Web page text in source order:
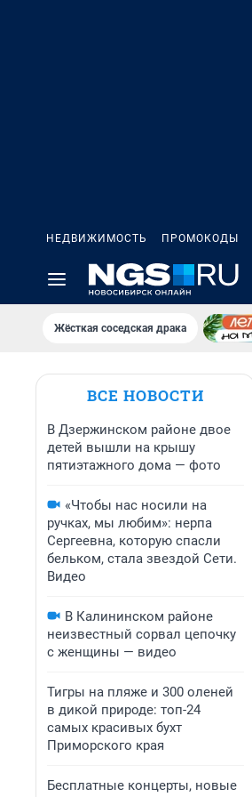
НЕДВИЖИМОСТЬ ПРОМОКОДЫ
Жёсткая соседская драка
ВСЕ НОВОСТИ
В Дзержинском районе двое
детей вышли на крышу
пятиэтажного дома — фото
«Чтобы нас носили на
ручках, мы любим»: нерпа
Сергеевна, которую спасли
бельком, стала звездой Сети.
Видео
В Калининском районе
неизвестный сорвал цепочку
с женщины — видео
Тигры на пляже и 300 оленей
в дикой природе: топ-24
самых красивых бухт
Приморского края
Бесплатные концерты, новые